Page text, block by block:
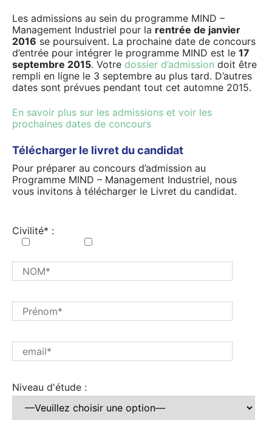
Les admissions au sein du programme MIND –
Management Industriel pour la rentrée de janvier
2016 se poursuivent. La prochaine date de concours
d’entrée pour intégrer le programme MIND est le 17
septembre 2015. Votre dossier d’admission doit être
rempli en ligne le 3 septembre au plus tard. D’autres
dates sont prévues pendant tout cet automne 2015.
En savoir plus sur les admissions et voir les
prochaines dates de concours
Télécharger le livret du candidat
Pour préparer au concours d’admission au
Programme MIND – Management Industriel, nous
vous invitons à télécharger le Livret du candidat.
Civilité* :
Niveau d'étude :